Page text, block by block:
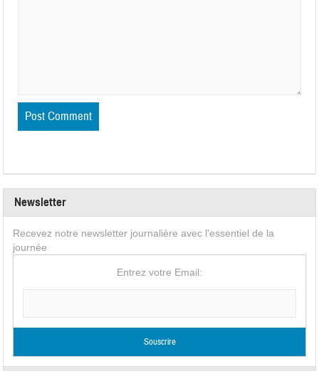
Newsletter
Recevez notre newsletter journalière avec l'essentiel de la
journée
Entrez votre Email: